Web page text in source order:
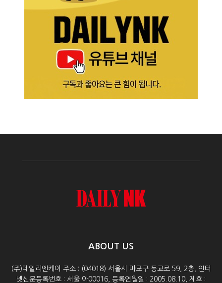
ABOUT US
(주)데일리엔케이 주소 : (04018) 서울시 마포구 동교로 59, 2층, 인터
넷신문등록번호 : 서울 아00016, 등록연월일 : 2005.08.10, 제호 :